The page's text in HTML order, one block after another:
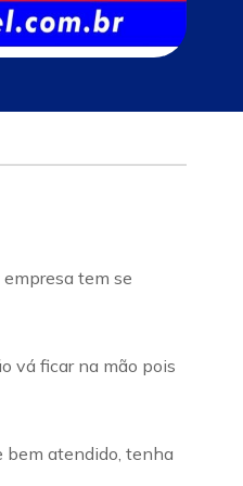
tem se
vá ficar na mão pois
bem atendido, tenha